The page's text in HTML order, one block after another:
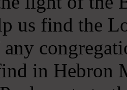
us find the
any
in Hebron